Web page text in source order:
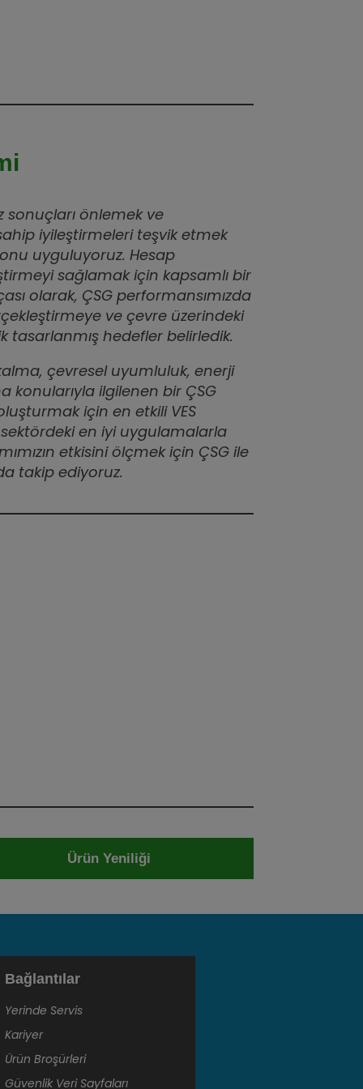
sonuçları önlemek ve
iyileştirmeleri teşvik etmek
uyguluyoruz. Hesap
sağlamak için kapsamlı bir
olarak, ÇSG performansımızda
ve çevre üzerindeki
tasarlanmış hedefler belirledik.
çevresel uyumluluk, enerji
konularıyla ilgilenen bir ÇSG
için en etkili VES
sektördeki en iyi uygulamalarla
etkisini ölçmek için ÇSG ile
takip ediyoruz.
Ürün Yeniliği
Bağlantılar
Yerinde Servis
Kariyer
Ürün Broşürleri
Güvenlik Veri Sayfaları